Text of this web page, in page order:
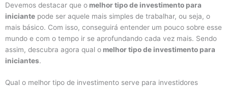
Devemos destacar que o melhor tipo de investimento para
iniciante pode ser aquele mais simples de trabalhar, ou seja, o
mais básico. Com isso, conseguirá entender um pouco sobre esse
mundo e com o tempo ir se aprofundando cada vez mais. Sendo
assim, descubra agora qual o melhor tipo de investimento para
iniciantes.
Qual o melhor tipo de investimento serve para investidores